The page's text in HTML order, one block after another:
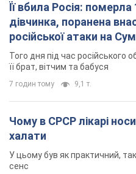
Її вбила Росія: померла
дівчинка, поранена
російської атаки на
Того дня під час російського
її брат, вітчим та бабуся
7 годин тому 9,1 т.
Чому в СРСР лікарі
халати
У цьому був як практичний,
сенс